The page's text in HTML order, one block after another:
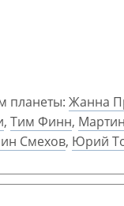
планеты: Жанна
, Тим Финн,
Смехов, Юрий